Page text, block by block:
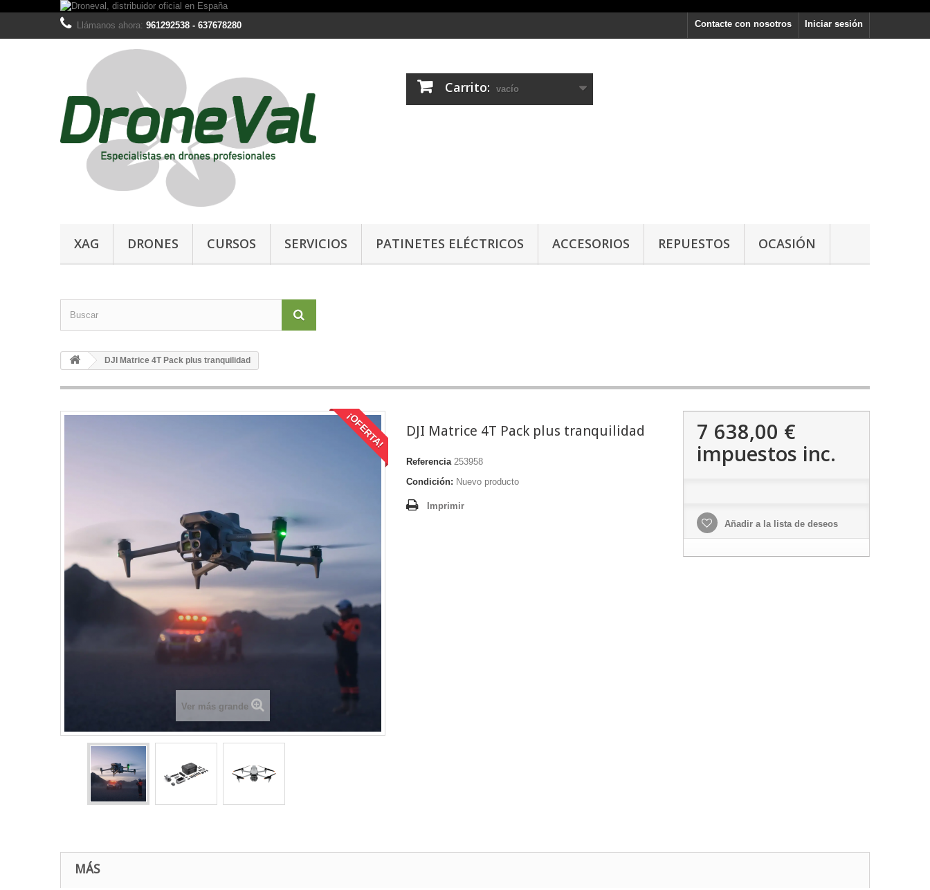
Iniciar sesión
Contacte con nosotros
Llámanos ahora: 961292538 - 637678280
Carrito: vacío
XAG DRONES CURSOS SERVICIOS PATINETES ELÉCTRICOS ACCESORIOS REPUESTOS OCASIÓN
DJI Matrice 4T Pack plus tranquilidad
¡OFERTA!
Ver más grande
DJI Matrice 4T Pack plus tranquilidad
Referencia 253958
Condición: Nuevo producto
Imprimir
7 638,00 €
impuestos inc.
Añadir a la lista de deseos
MÁS